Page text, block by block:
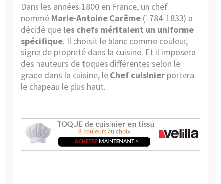
Dans les années 1800 en France, un chef
nommé Marie-Antoine Carême (1784-1833) a
décidé que les chefs méritaient un uniforme
spécifique. Il choisit le blanc comme couleur,
signe de propreté dans la cuisine. Et il imposera
des hauteurs de toques différentes selon le
grade dans la cuisine, le Chef cuisinier portera
le chapeau le plus haut.